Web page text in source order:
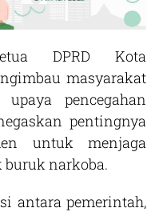
DPRD Kota
masyarakat
pencegahan
pentingnya
untuk menjaga
buruk narkoba.
antara pemerintah,